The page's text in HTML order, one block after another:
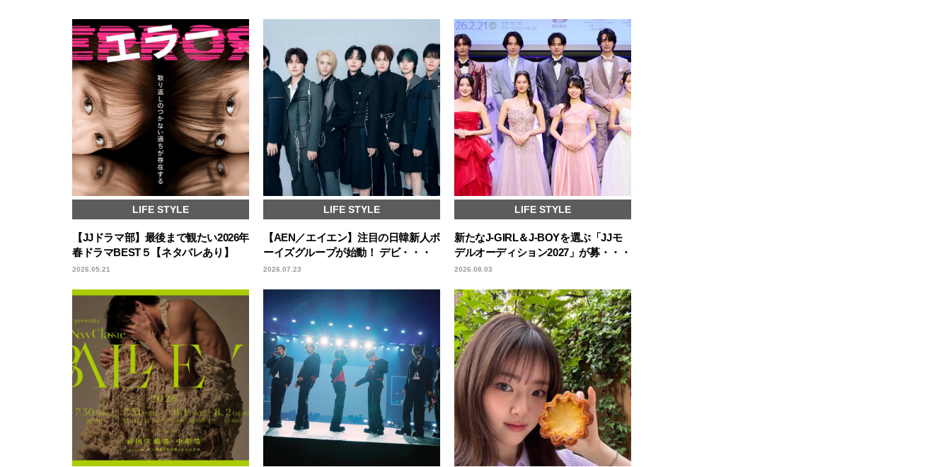
LIFE STYLE
【JJドラマ部】最後まで観たい2026年
春ドラマBEST５【ネタバレあり】
2026.05.21
LIFE STYLE
【AEN／エイエン】注目の日韓新人ボ
ーイズグループが始動！ デビ・・・
2026.07.23
LIFE STYLE
新たなJ-GIRL＆J-BOYを選ぶ「JJモ
デルオーディション2027」が募・・・
2026.08.03